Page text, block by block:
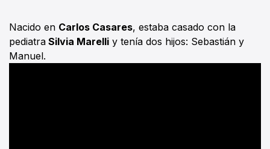
Nacido en Carlos Casares, estaba casado con la
pediatra Silvia Marelli y tenía dos hijos: Sebastián y
Manuel.